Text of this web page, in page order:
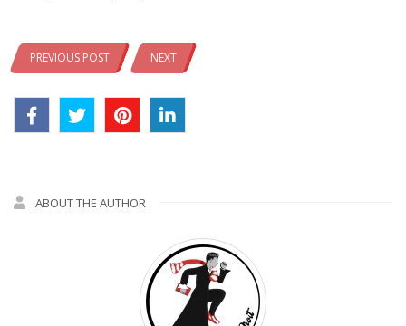
PREVIOUS POST NEXT
ABOUT THE AUTHOR